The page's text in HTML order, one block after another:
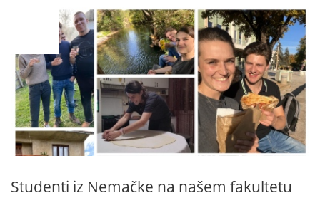
Studenti iz Nemačke na našem fakultetu